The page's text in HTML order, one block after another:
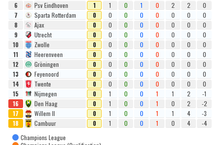
6
Psv Eindhoven 1 1 0 1 0 2 2
0
7
Sparta Rotterdam 0 0 0 0 0 0 0
0
8
Ajax 0 0 0 0 0 0 0
0
9
Utrecht 0 0 0 0 0 0 0
0
10
Zwolle 0 0 0 0 0 0 0
0
11
Heerenveen 0 0 0 0 0 0 0
0
12
Gröningen 0 0 0 0 0 0 0
0
13
Feyenoord 0 0 0 0 0 0 0
0
14
Twente 0 0 0 0 0 0 0
0
15
Nijmegen 0 1 0 0 1 1 2
-1
16
Den Haag 0 1 0 0 1 0 2
-2
17
Willem II 0 1 0 0 1 1 4
-3
18
Cambuur 0 1 0 0 1 0 4
-4
Champions League